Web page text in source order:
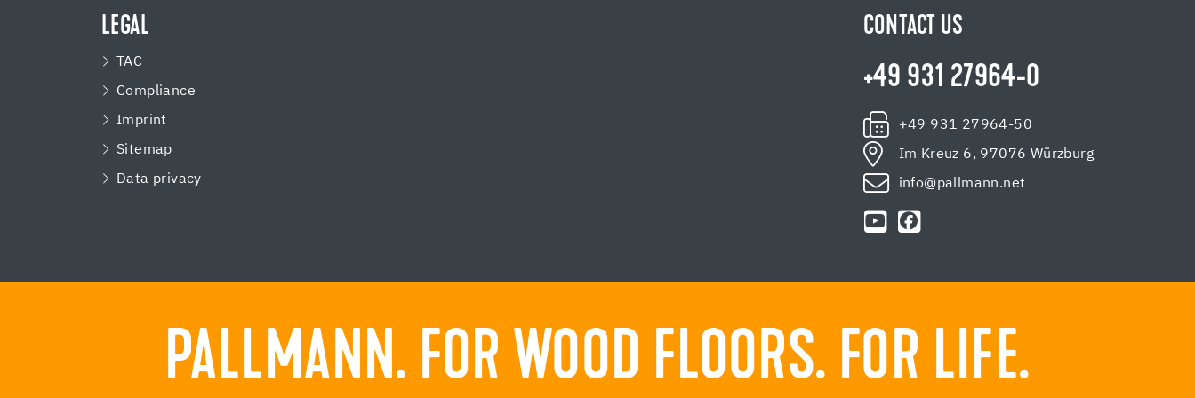
LEGAL
TAC
Compliance
Imprint
Sitemap
Data privacy
CONTACT US
+49 931 27964-0
+49 931 27964-50
Im Kreuz 6, 97076 Würzburg
info@pallmann.net
PALLMANN. FOR WOOD FLOORS. FOR LIFE.